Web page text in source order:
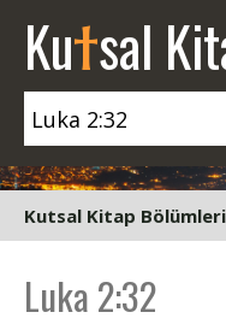
Kutsal
Kutsal Kitap Bölümleri
Luka 2:32